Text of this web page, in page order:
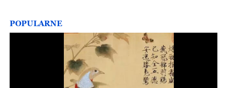
POPULARNE